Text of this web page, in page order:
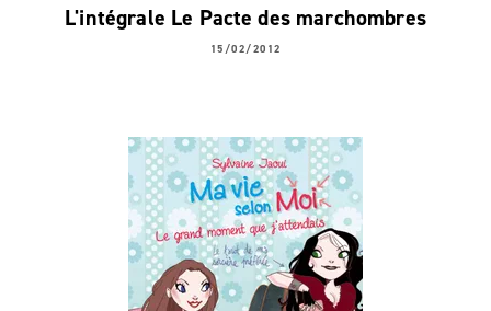
L'intégrale Le Pacte des marchombres
15/02/2012